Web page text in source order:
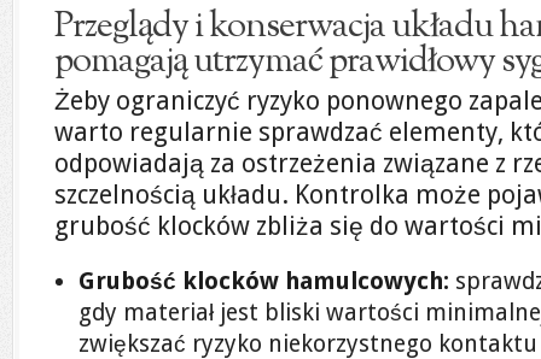
Przeglądy i konserwacja układu
pomagają utrzymać prawidłowy
Żeby ograniczyć ryzyko ponownego
warto regularnie sprawdzać elementy,
odpowiadają za ostrzeżenia związane z
szczelnością układu. Kontrolka może
grubość klocków zbliża się do wartości
Grubość klocków hamulcowych:
gdy materiał jest bliski wartości
zwiększać ryzyko niekorzystnego kontaktu